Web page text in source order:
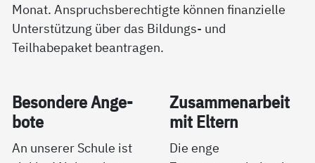
Monat. Anspruchsberechtigte können finanzielle
Unterstützung über das Bildungs- und
Teilhabepaket beantragen.
Be­son­de­re An­ge­
bo­te
An unserer Schule ist
Zu­sam­men­ar­beit
mit El­tern
Die enge